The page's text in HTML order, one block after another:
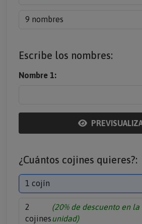
9 nombres
Escribe los nombres:
Nombre 1:
¿Cuántos cojines quieres?:
1 cojín
2
cojines
(20% de descuento en la
unidad)